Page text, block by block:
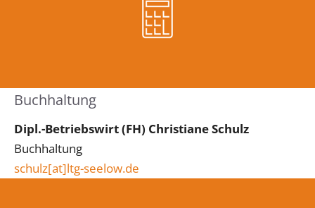
Buchhaltung
Dipl.-Betriebswirt (FH) Christiane Schulz
Buchhaltung
schulz[at]ltg-seelow.de